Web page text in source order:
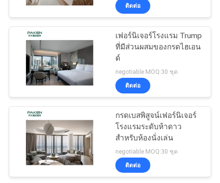
กับ
โรงงาน
ควบคุม
คุณภาพ
ติดต่อ
เฟอร์นิเจอร์โรงแรม Trump
ที่มีส่วนผสมของกรดไฮเอน
ด์
negotiable MOQ:30 ชุด
ติดต่อ
กรดเบสพิสูจน์เฟอร์นิเจอร์
โรงแรมระดับห้าดาว
สำหรับห้องนั่งเล่น
negotiable MOQ:30 ชุด
ติดต่อ